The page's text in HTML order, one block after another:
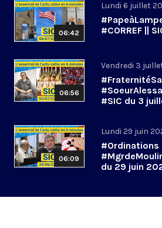
06:42
Lundi 6 juillet
#CORREF ||
06:56
Vendredi 3
#SIC du 3
06:09
Lundi 29 juin
du 29 juin